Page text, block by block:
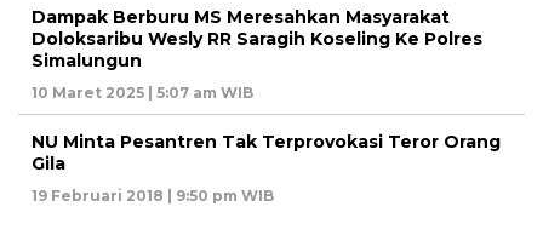
Dampak Berburu MS Meresahkan Masyarakat
Doloksaribu Wesly RR Saragih Koseling Ke Polres
Simalungun
10 Maret 2025 | 5:07 am WIB
NU Minta Pesantren Tak Terprovokasi Teror Orang
Gila
19 Februari 2018 | 9:50 pm WIB